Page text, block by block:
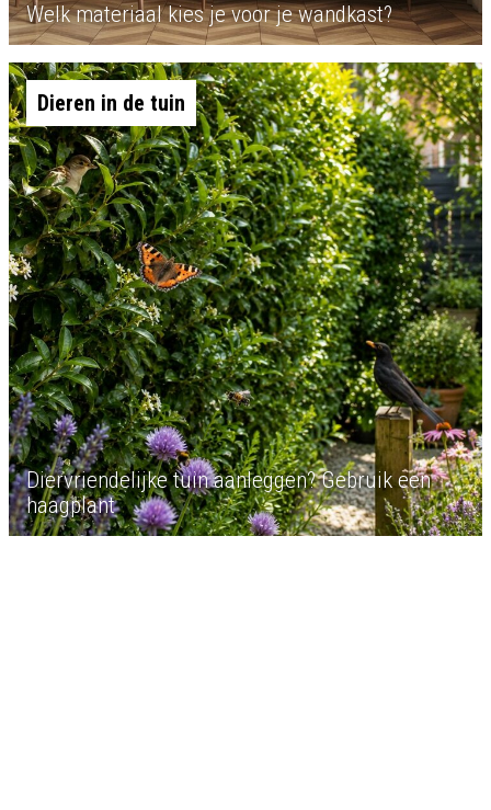
Welk materiaal kies je voor je wandkast?
Dieren in de tuin
Diervriendelijke tuin aanleggen? Gebruik een
haagplant